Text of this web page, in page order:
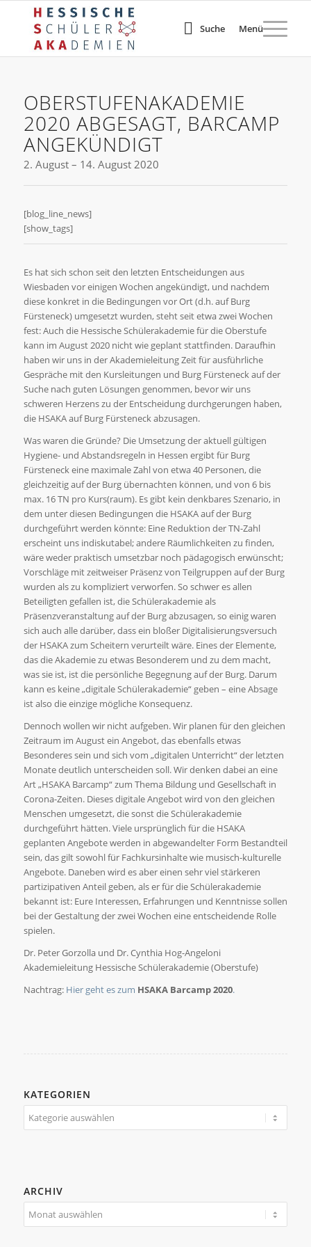
Suche Menü
OBERSTUFENAKADEMIE
2020 ABGESAGT, BARCAMP
ANGEKÜNDIGT
2. August – 14. August 2020
[blog_line_news]
[show_tags]
Es hat sich schon seit den letzten Entscheidungen aus
Wiesbaden vor einigen Wochen angekündigt, und nachdem
diese konkret in die Bedingungen vor Ort (d.h. auf Burg
Fürsteneck) umgesetzt wurden, steht seit etwa zwei Wochen
fest: Auch die Hessische Schülerakademie für die Oberstufe
kann im August 2020 nicht wie geplant stattfinden. Daraufhin
haben wir uns in der Akademieleitung Zeit für ausführliche
Gespräche mit den Kursleitungen und Burg Fürsteneck auf der
Suche nach guten Lösungen genommen, bevor wir uns
schweren Herzens zu der Entscheidung durchgerungen haben,
die HSAKA auf Burg Fürsteneck abzusagen.
Was waren die Gründe? Die Umsetzung der aktuell gültigen
Hygiene- und Abstandsregeln in Hessen ergibt für Burg
Fürsteneck eine maximale Zahl von etwa 40 Personen, die
gleichzeitig auf der Burg übernachten können, und von 6 bis
max. 16 TN pro Kurs(raum). Es gibt kein denkbares Szenario, in
dem unter diesen Bedingungen die HSAKA auf der Burg
durchgeführt werden könnte: Eine Reduktion der TN-Zahl
erscheint uns indiskutabel; andere Räumlichkeiten zu finden,
wäre weder praktisch umsetzbar noch pädagogisch erwünscht;
Vorschläge mit zeitweiser Präsenz von Teilgruppen auf der Burg
wurden als zu kompliziert verworfen. So schwer es allen
Beteiligten gefallen ist, die Schülerakademie als
Präsenzveranstaltung auf der Burg abzusagen, so einig waren
sich auch alle darüber, dass ein bloßer Digitalisierungsversuch
der HSAKA zum Scheitern verurteilt wäre. Eines der Elemente,
das die Akademie zu etwas Besonderem und zu dem macht,
was sie ist, ist die persönliche Begegnung auf der Burg. Darum
kann es keine „digitale Schülerakademie“ geben – eine Absage
ist also die einzige mögliche Konsequenz.
Dennoch wollen wir nicht aufgeben. Wir planen für den gleichen
Zeitraum im August ein Angebot, das ebenfalls etwas
Besonderes sein und sich vom „digitalen Unterricht“ der letzten
Monate deutlich unterscheiden soll. Wir denken dabei an eine
Art „HSAKA Barcamp“ zum Thema Bildung und Gesellschaft in
Corona-Zeiten. Dieses digitale Angebot wird von den gleichen
Menschen umgesetzt, die sonst die Schülerakademie
durchgeführt hätten. Viele ursprünglich für die HSAKA
geplanten Angebote werden in abgewandelter Form Bestandteil
sein, das gilt sowohl für Fachkursinhalte wie musisch-kulturelle
Angebote. Daneben wird es aber einen sehr viel stärkeren
partizipativen Anteil geben, als er für die Schülerakademie
bekannt ist: Eure Interessen, Erfahrungen und Kenntnisse sollen
bei der Gestaltung der zwei Wochen eine entscheidende Rolle
spielen.
Dr. Peter Gorzolla und Dr. Cynthia Hog-Angeloni
Akademieleitung Hessische Schülerakademie (Oberstufe)
Nachtrag: Hier geht es zum HSAKA Barcamp 2020.
KATEGORIEN
Kategorien
ARCHIV